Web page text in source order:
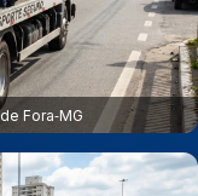
Fora‑MG